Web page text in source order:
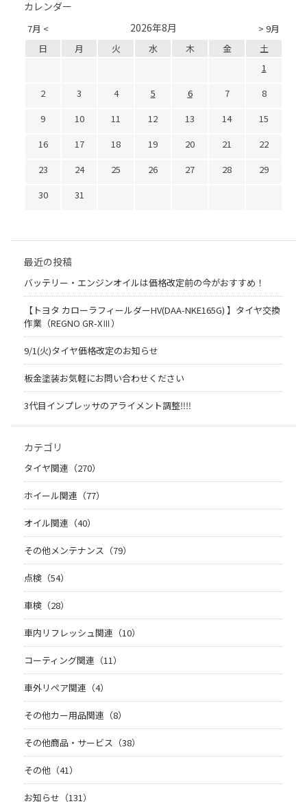
カレンダー
7月 < > 9月
2026年8月
日 月 火 水 木 金
土
1
2
3 4 5 6 7
8
9
10 11 12 13 14
15
16
17 18 19 20 21
22
23
24 25 26 27 28
29
30
31
最近の投稿
バッテリー・エンジンオイルは価格改定前の今がおすすめ！
【トヨタ カローラフィールダーHV(DAA-NKE165G) 】タイヤ交換
作業（REGNO GR-XⅢ）
9/1(火)タイヤ価格改定のお知らせ
板金塗装お気軽にお問い合わせください
3代目インプレッサのアライメント調整‼︎‼︎
カテゴリ
タイヤ関連（270）
ホイール関連（77）
オイル関連（40）
その他メンテナンス（79）
点検（54）
車検（28）
車内リフレッシュ関連（10）
コーティング関連（11）
車外リペア関連（4）
その他カー用品関連（8）
その他商品・サービス（38）
その他（41）
お知らせ（131）